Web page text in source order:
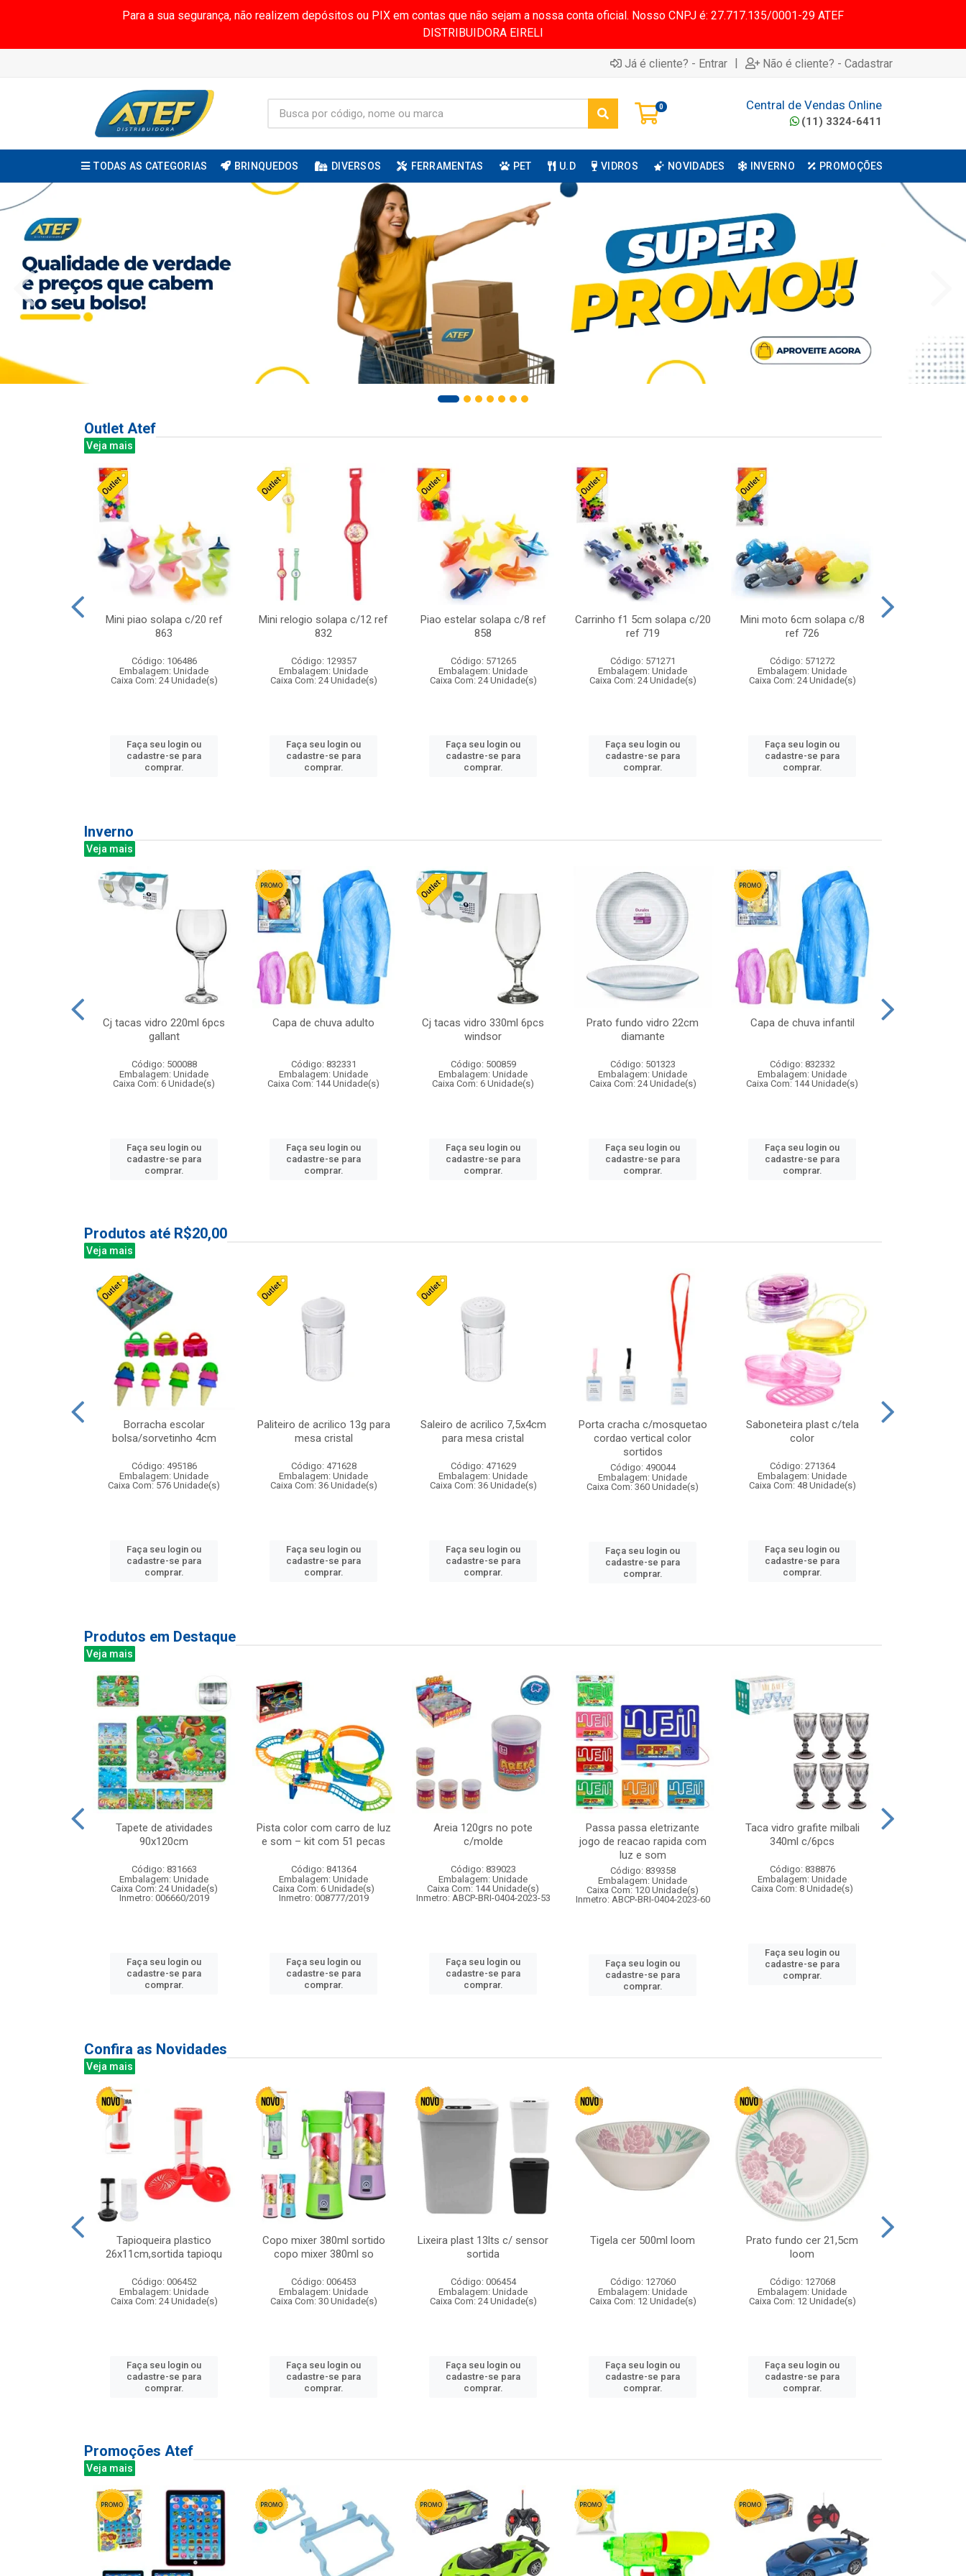
Para a sua segurança, não realizem depósitos ou PIX em contas que não sejam a nossa conta oficial. Nosso CNPJ é: 27.717.135/0001-29 ATEF
DISTRIBUIDORA EIRELI
Já é cliente? - Entrar | Não é cliente? - Cadastrar
0 Central de Vendas Online
(11) 3324-6411
TODAS AS CATEGORIAS BRINQUEDOS DIVERSOS FERRAMENTAS PET U.D VIDROS NOVIDADES INVERNO PROMOÇÕES
Outlet Atef
Veja mais
Mini piao solapa c/20 ref
863
Código: 106486
Embalagem: Unidade
Caixa Com: 24 Unidade(s)
Faça seu login ou
cadastre-se para
comprar.
Mini relogio solapa c/12 ref
832
Código: 129357
Embalagem: Unidade
Caixa Com: 24 Unidade(s)
Faça seu login ou
cadastre-se para
comprar.
Piao estelar solapa c/8 ref
858
Código: 571265
Embalagem: Unidade
Caixa Com: 24 Unidade(s)
Faça seu login ou
cadastre-se para
comprar.
Carrinho f1 5cm solapa c/20
ref 719
Código: 571271
Embalagem: Unidade
Caixa Com: 24 Unidade(s)
Faça seu login ou
cadastre-se para
comprar.
Mini moto 6cm solapa c/8
ref 726
Código: 571272
Embalagem: Unidade
Caixa Com: 24 Unidade(s)
Faça seu login ou
cadastre-se para
comprar.
Inverno
Veja mais
Cj tacas vidro 220ml 6pcs
gallant
Código: 500088
Embalagem: Unidade
Caixa Com: 6 Unidade(s)
Faça seu login ou
cadastre-se para
comprar.
Capa de chuva adulto
Código: 832331
Embalagem: Unidade
Caixa Com: 144 Unidade(s)
Faça seu login ou
cadastre-se para
comprar.
Cj tacas vidro 330ml 6pcs
windsor
Código: 500859
Embalagem: Unidade
Caixa Com: 6 Unidade(s)
Faça seu login ou
cadastre-se para
comprar.
Prato fundo vidro 22cm
diamante
Código: 501323
Embalagem: Unidade
Caixa Com: 24 Unidade(s)
Faça seu login ou
cadastre-se para
comprar.
Capa de chuva infantil
Código: 832332
Embalagem: Unidade
Caixa Com: 144 Unidade(s)
Faça seu login ou
cadastre-se para
comprar.
Produtos até R$20,00
Veja mais
Borracha escolar
bolsa/sorvetinho 4cm
Código: 495186
Embalagem: Unidade
Caixa Com: 576 Unidade(s)
Faça seu login ou
cadastre-se para
comprar.
Paliteiro de acrilico 13g para
mesa cristal
Código: 471628
Embalagem: Unidade
Caixa Com: 36 Unidade(s)
Faça seu login ou
cadastre-se para
comprar.
Saleiro de acrilico 7,5x4cm
para mesa cristal
Código: 471629
Embalagem: Unidade
Caixa Com: 36 Unidade(s)
Faça seu login ou
cadastre-se para
comprar.
Porta cracha c/mosquetao
cordao vertical color
sortidos
Código: 490044
Embalagem: Unidade
Caixa Com: 360 Unidade(s)
Faça seu login ou
cadastre-se para
comprar.
Saboneteira plast c/tela
color
Código: 271364
Embalagem: Unidade
Caixa Com: 48 Unidade(s)
Faça seu login ou
cadastre-se para
comprar.
Produtos em Destaque
Veja mais
Tapete de atividades
90x120cm
Código: 831663
Embalagem: Unidade
Caixa Com: 24 Unidade(s)
Inmetro: 006660/2019
Faça seu login ou
cadastre-se para
comprar.
Pista color com carro de luz
e som – kit com 51 pecas
Código: 841364
Embalagem: Unidade
Caixa Com: 6 Unidade(s)
Inmetro: 008777/2019
Faça seu login ou
cadastre-se para
comprar.
Areia 120grs no pote
c/molde
Código: 839023
Embalagem: Unidade
Caixa Com: 144 Unidade(s)
Inmetro: ABCP-BRI-0404-2023-53
Faça seu login ou
cadastre-se para
comprar.
Passa passa eletrizante
jogo de reacao rapida com
luz e som
Código: 839358
Embalagem: Unidade
Caixa Com: 120 Unidade(s)
Inmetro: ABCP-BRI-0404-2023-60
Faça seu login ou
cadastre-se para
comprar.
Taca vidro grafite milbali
340ml c/6pcs
Código: 838876
Embalagem: Unidade
Caixa Com: 8 Unidade(s)
Faça seu login ou
cadastre-se para
comprar.
Confira as Novidades
Veja mais
Tapioqueira plastico
26x11cm,sortida tapioqu
Código: 006452
Embalagem: Unidade
Caixa Com: 24 Unidade(s)
Faça seu login ou
cadastre-se para
comprar.
Copo mixer 380ml sortido
copo mixer 380ml so
Código: 006453
Embalagem: Unidade
Caixa Com: 30 Unidade(s)
Faça seu login ou
cadastre-se para
comprar.
Lixeira plast 13lts c/ sensor
sortida
Código: 006454
Embalagem: Unidade
Caixa Com: 24 Unidade(s)
Faça seu login ou
cadastre-se para
comprar.
Tigela cer 500ml loom
Código: 127060
Embalagem: Unidade
Caixa Com: 12 Unidade(s)
Faça seu login ou
cadastre-se para
comprar.
Prato fundo cer 21,5cm
loom
Código: 127068
Embalagem: Unidade
Caixa Com: 12 Unidade(s)
Faça seu login ou
cadastre-se para
comprar.
Promoções Atef
Veja mais